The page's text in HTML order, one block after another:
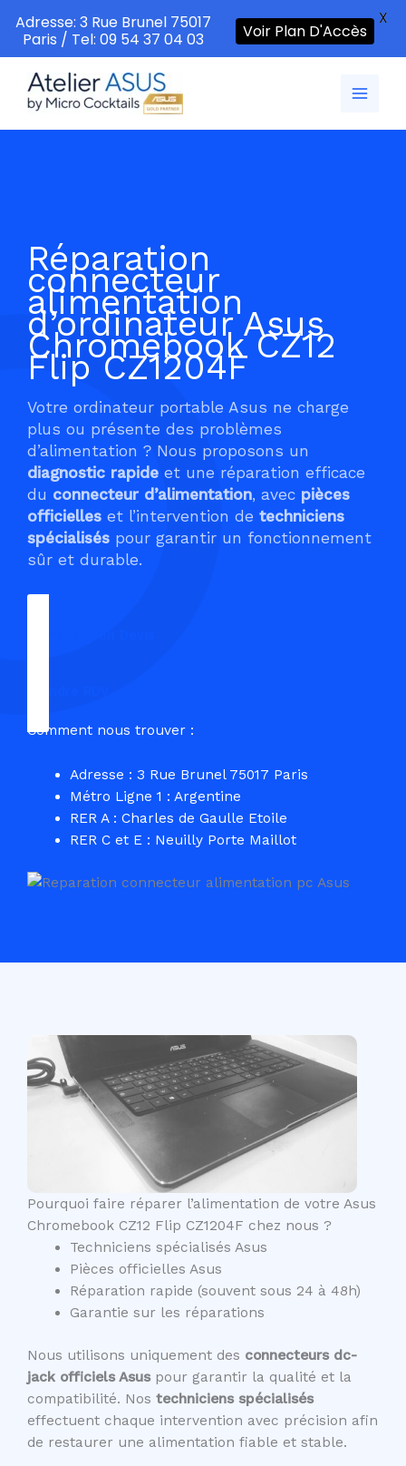
contenu
Réparation
connecteur
alimentation
d’ordinateur Asus
Chromebook CZ12
Flip CZ1204F
Votre ordinateur portable Asus ne charge
plus ou présente des problèmes
d’alimentation ? Nous proposons un
diagnostic rapide et une réparation efficace
du connecteur d’alimentation, avec pièces
officielles et l’intervention de techniciens
spécialisés pour garantir un fonctionnement
sûr et durable.
Comment nous trouver :
Adresse : 3 Rue Brunel 75017 Paris
Métro Ligne 1 : Argentine
RER A : Charles de Gaulle Etoile
RER C et E : Neuilly Porte Maillot
Pourquoi faire réparer l’alimentation de votre Asus
Chromebook CZ12 Flip CZ1204F chez nous ?
Techniciens spécialisés Asus
Pièces officielles Asus
Réparation rapide (souvent sous 24 à 48h)
Garantie sur les réparations
Nous utilisons uniquement des connecteurs dc-
jack officiels Asuspour garantir la qualité et la
compatibilité. Nos techniciens spécialisés
effectuent chaque intervention avec précision afin
de restaurer une alimentation fiable et stable.
Adresse: 3 Rue Brunel 75017
Paris / Tel: 09 54 37 04 03
Voir Plan D'Accès
X